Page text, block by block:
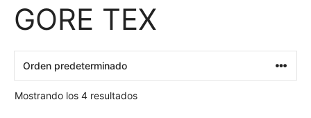
GORE TEX
Mostrando los 4 resultados